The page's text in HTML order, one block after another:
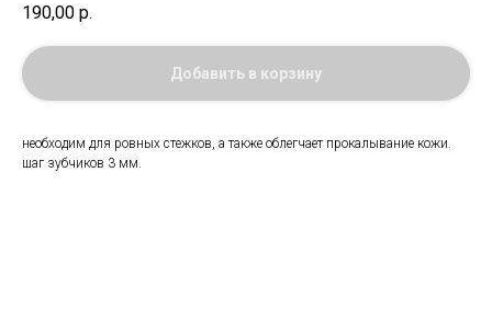
190,00 р.
Добавить в корзину
необходим для ровных стежков, а также облегчает прокалывание кожи.
шаг зубчиков 3 мм.